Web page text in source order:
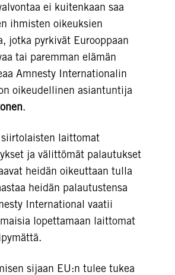
ei kuitenkaan saa
ihmisten oikeuksien
jotka pyrkivät Eurooppaan
tai paremman elämän
Amnesty Internationalin
oikeudellinen asiantuntija
.
laittomat
ja välittömät palautukset
heidän oikeuttaan tulla
heidän palautustensa
International vaatii
lopettamaan laittomat
sijaan EU:n tulee tukea